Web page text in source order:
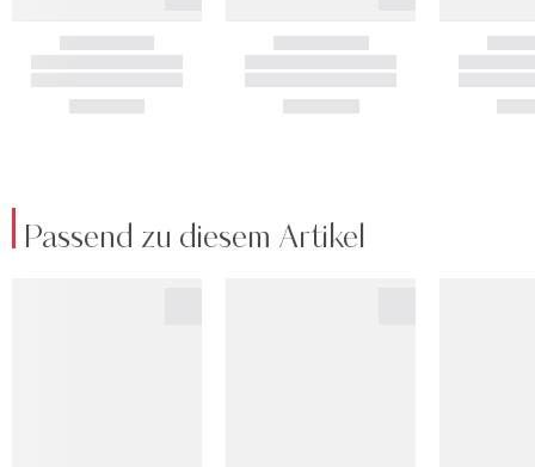
Passend zu diesem Artikel